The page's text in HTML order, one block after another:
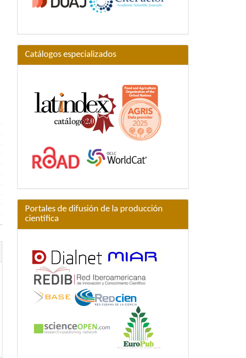
Catálogos especializados
Portales de difusión de la producción
científica